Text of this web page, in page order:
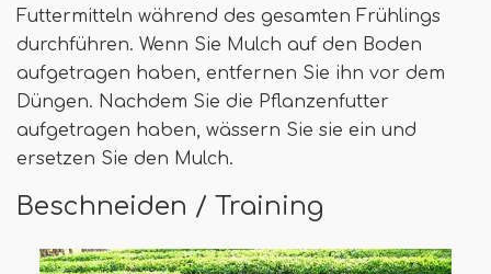
Futtermitteln während des gesamten Frühlings
durchführen. Wenn Sie Mulch auf den Boden
aufgetragen haben, entfernen Sie ihn vor dem
Düngen. Nachdem Sie die Pflanzenfutter
aufgetragen haben, wässern Sie sie ein und
ersetzen Sie den Mulch.
Beschneiden / Training